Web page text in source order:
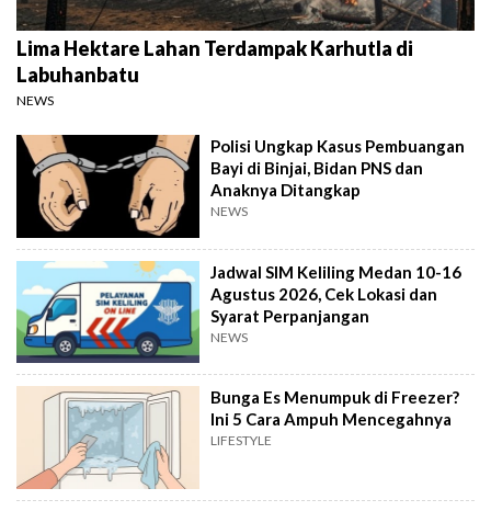
Lima Hektare Lahan Terdampak Karhutla di
Labuhanbatu
NEWS
Polisi Ungkap Kasus Pembuangan
Bayi di Binjai, Bidan PNS dan
Anaknya Ditangkap
NEWS
Jadwal SIM Keliling Medan 10-16
Agustus 2026, Cek Lokasi dan
Syarat Perpanjangan
NEWS
Bunga Es Menumpuk di Freezer?
Ini 5 Cara Ampuh Mencegahnya
LIFESTYLE